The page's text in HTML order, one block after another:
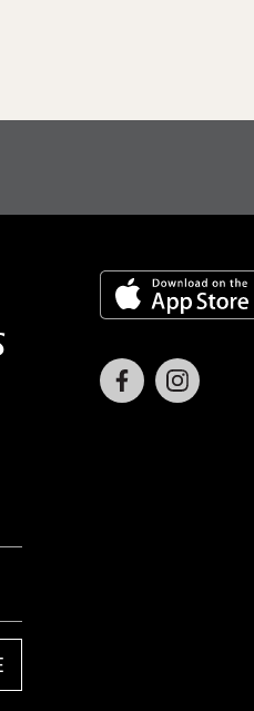
Facebook